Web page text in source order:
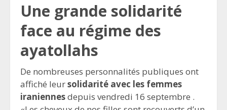
Une grande solidarité
face au régime des
ayatollahs
De nombreuses personnalités publiques ont
affiché leursolidarité avec les femmes
iraniennesdepuis vendredi 16 septembre .